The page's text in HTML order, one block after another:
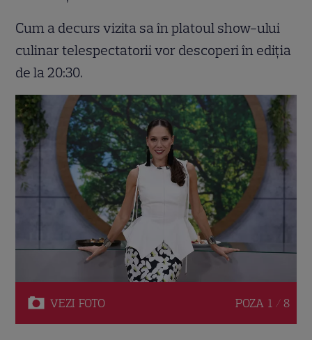
Cum a decurs vizita sa în platoul show-ului
culinar telespectatorii vor descoperi în ediția
de la 20:30.
VEZI FOTO POZA 1 / 8